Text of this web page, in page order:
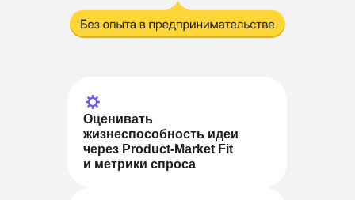
Оценивать
жизнеспособность идеи
через Product-Market Fit
и метрики спроса